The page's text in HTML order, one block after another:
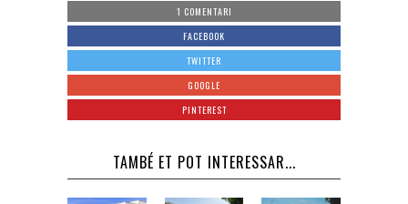
1 COMENTARI
FACEBOOK
TWITTER
GOOGLE
PINTEREST
TAMBÉ ET POT INTERESSAR...